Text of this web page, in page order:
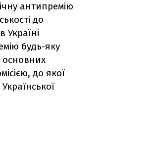
антипремію
до
будь-яку
до якої